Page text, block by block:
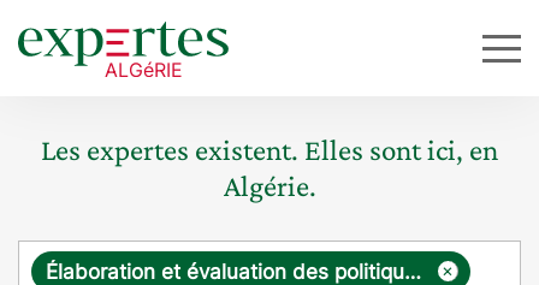
Les expertes existent. Elles sont ici, en
Algérie.
R
×
Élaboration et évaluation des politiques publiques